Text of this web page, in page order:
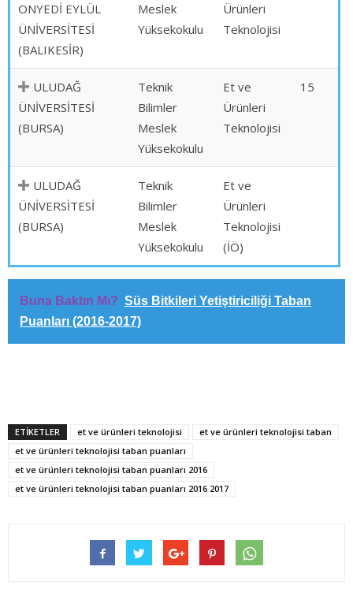
ONYEDİ EYLÜL
ÜNİVERSİTESİ
(BALIKESİR)
Meslek
Yüksekokulu
Ürünleri
Teknolojisi
ULUDAĞ
ÜNİVERSİTESİ
(BURSA)
Teknik
Bilimler
Meslek
Yüksekokulu
Et ve
Ürünleri
Teknolojisi
15
ULUDAĞ
ÜNİVERSİTESİ
(BURSA)
Teknik
Bilimler
Meslek
Yüksekokulu
Et ve
Ürünleri
Teknolojisi
(İÖ)
Buna Baktın Mı? Süs Bitkileri Yetiştiriciliği Taban
Puanları (2016-2017)
ETİKETLER et ve ürünleri teknolojisi
et ve ürünleri teknolojisi taban
et ve ürünleri teknolojisi taban puanları
et ve ürünleri teknolojisi taban puanları 2016
et ve ürünleri teknolojisi taban puanları 2016 2017